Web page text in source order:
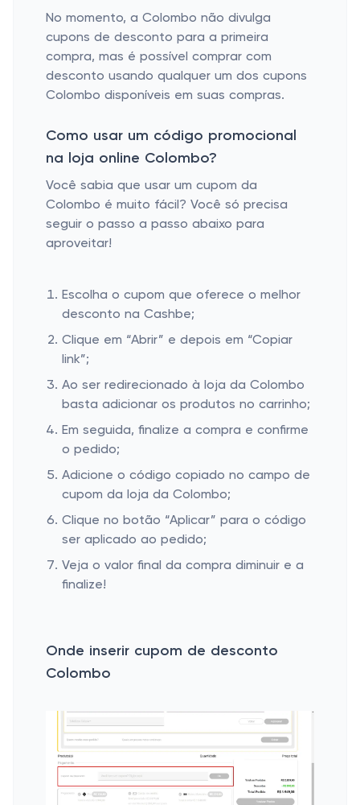
No momento, a Colombo não divulga
cupons de desconto para a primeira
compra, mas é possível comprar com
desconto usando qualquer um dos cupons
Colombo disponíveis em suas compras.
Como usar um código promocional
na loja online Colombo?
Você sabia que usar um cupom da
Colombo é muito fácil? Você só precisa
seguir o passo a passo abaixo para
aproveitar!
Escolha o cupom que oferece o melhor
desconto na Cashbe;
Clique em “Abrir” e depois em “Copiar
link”;
Ao ser redirecionado à loja da Colombo
basta adicionar os produtos no carrinho;
Em seguida, finalize a compra e confirme
o pedido;
Adicione o código copiado no campo de
cupom da loja da Colombo;
Clique no botão “Aplicar” para o código
ser aplicado ao pedido;
Veja o valor final da compra diminuir e a
finalize!
Onde inserir cupom de desconto
Colombo